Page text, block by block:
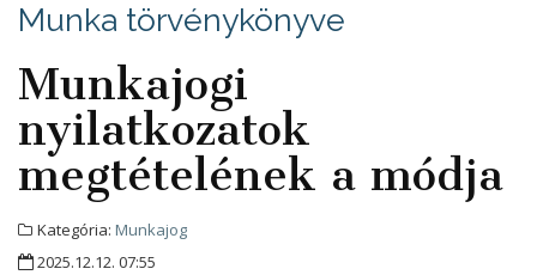
Munka törvénykönyve
Munkajogi
nyilatkozatok
megtételének a módja
Kategória: Munkajog
2025.12.12. 07:55